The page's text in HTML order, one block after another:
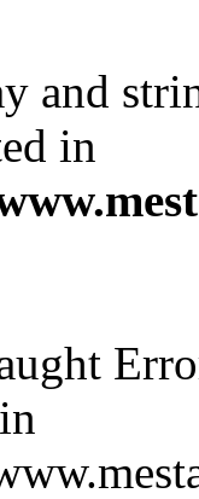
and
in